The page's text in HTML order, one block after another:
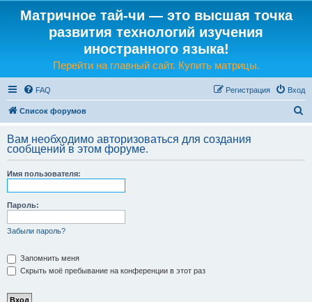
Матричное тай-чи — это высшая точка
развития технологий изучения
иностранного языка!
Перейти на главный сайт. Купить матрицы.
FAQ Вход
Регистрация
Список форумов
с
Вам необходимо авторизоваться для создания
сообщений в этом форуме.
Имя пользователя:
Пароль:
Забыли пароль?
Запомнить меня
Скрыть моё пребывание на конференции в этот раз